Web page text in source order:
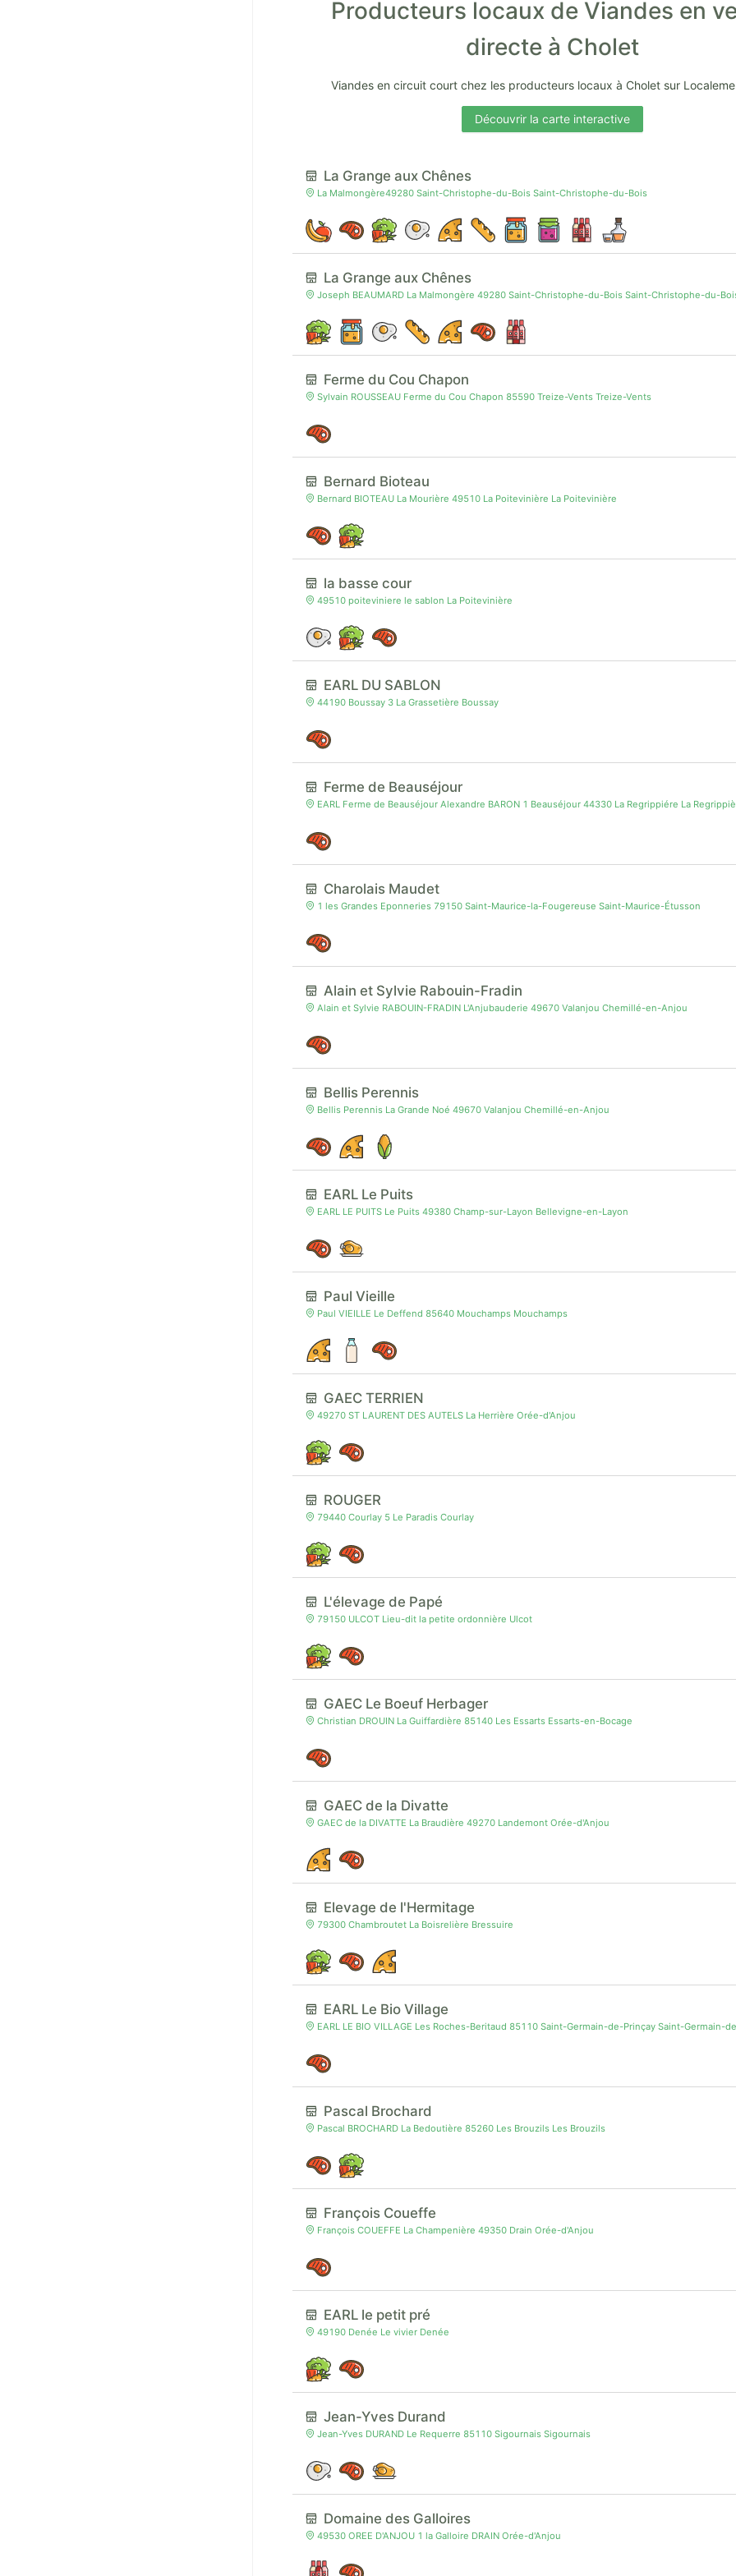
Producteurs locaux de Viandes en
directe à Cholet
Viandes en circuit court chez les producteurs locaux à Cholet sur
Découvrir la carte interactive
La Grange aux Chênes
La Malmongère49280 Saint-Christophe-du-Bois Saint-Christophe-du-Bois
La Grange aux Chênes
Joseph BEAUMARD La Malmongère 49280 Saint-Christophe-du-Bois Saint-Christophe-du-
Ferme du Cou Chapon
Sylvain ROUSSEAU Ferme du Cou Chapon 85590 Treize-Vents Treize-Vents
Bernard Bioteau
Bernard BIOTEAU La Mourière 49510 La Poitevinière La Poitevinière
la basse cour
49510 poiteviniere le sablon La Poitevinière
EARL DU SABLON
44190 Boussay 3 La Grassetière Boussay
Ferme de Beauséjour
EARL Ferme de Beauséjour Alexandre BARON 1 Beauséjour 44330 La Regrippiére La
Charolais Maudet
1 les Grandes Eponneries 79150 Saint-Maurice-la-Fougereuse Saint-Maurice-Étusson
Alain et Sylvie Rabouin-Fradin
Alain et Sylvie RABOUIN-FRADIN L'Anjubauderie 49670 Valanjou Chemillé-en-Anjou
Bellis Perennis
Bellis Perennis La Grande Noé 49670 Valanjou Chemillé-en-Anjou
EARL Le Puits
EARL LE PUITS Le Puits 49380 Champ-sur-Layon Bellevigne-en-Layon
Paul Vieille
Paul VIEILLE Le Deffend 85640 Mouchamps Mouchamps
GAEC TERRIEN
49270 ST LAURENT DES AUTELS La Herrière Orée-d'Anjou
ROUGER
79440 Courlay 5 Le Paradis Courlay
L'élevage de Papé
79150 ULCOT Lieu-dit la petite ordonnière Ulcot
GAEC Le Boeuf Herbager
Christian DROUIN La Guiffardière 85140 Les Essarts Essarts-en-Bocage
GAEC de la Divatte
GAEC de la DIVATTE La Braudière 49270 Landemont Orée-d'Anjou
Elevage de l'Hermitage
79300 Chambroutet La Boisrelière Bressuire
EARL Le Bio Village
EARL LE BIO VILLAGE Les Roches-Beritaud 85110 Saint-Germain-de-Prinçay Saint-Germain-
Pascal Brochard
Pascal BROCHARD La Bedoutière 85260 Les Brouzils Les Brouzils
François Coueffe
François COUEFFE La Champenière 49350 Drain Orée-d'Anjou
EARL le petit pré
49190 Denée Le vivier Denée
Jean-Yves Durand
Jean-Yves DURAND Le Requerre 85110 Sigournais Sigournais
Domaine des Galloires
49530 OREE D'ANJOU 1 la Galloire DRAIN Orée-d'Anjou